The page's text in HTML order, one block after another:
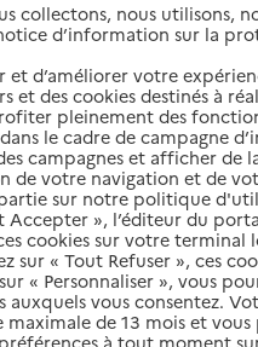
recherche aux favoris
collectons, nous utilisons,
d’information sur la
et d’améliorer votre
et des cookies destinés à
pleinement des
le cadre de campagne
campagnes et afficher de
de votre navigation et de
sur notre politique
Accepter », l’éditeur du
cookies sur votre terminal
sur « Tout Refuser », ces
« Personnaliser », vous
auxquels vous consentez.
de 13 mois et